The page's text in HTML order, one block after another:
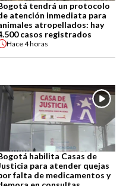
tendrá un protocolo
atención inmediata para
atropellados: hay
casos registrados
Hace4 horas
habilita Casas de
para atender quejas
falta de medicamentos y